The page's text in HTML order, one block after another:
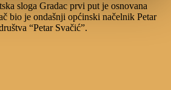
sloga Gradac prvi put je osnovana
bio je ondašnji općinski načelnik Petar
“Petar Svačić”.